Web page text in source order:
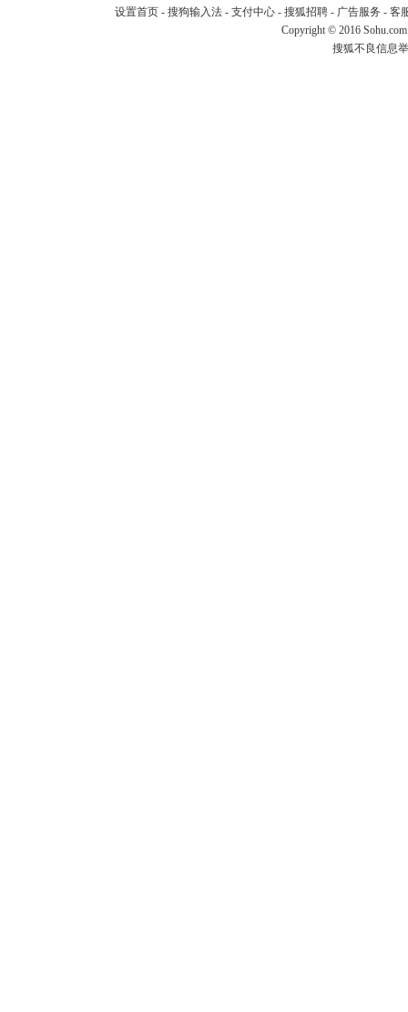
设置首页- 搜狗输入法- 支付中心- 搜狐招聘- 广告服务 - 客
Copyright © 2016
搜狐不良信息